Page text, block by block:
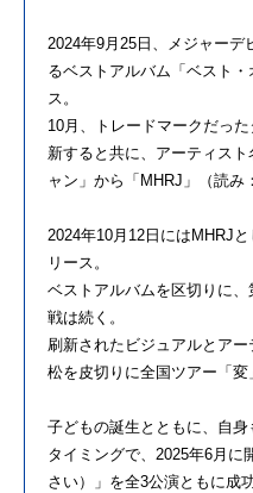
2024年9月25日、メジャーデ
るベストアルバム「ベスト
ス。
10月、トレードマークだっ
新すると共に、アーティス
ャン」から「MHRJ」（読み
2024年10月12日にはMHRJ
リース。
ベストアルバムを区切りに
戦は続く。
刷新されたビジュアルとア
松を皮切りに全国ツアー「変
子どもの誕生とともに、自身
タイミングで、2025年6月に
さい）」を全3公演ともに成